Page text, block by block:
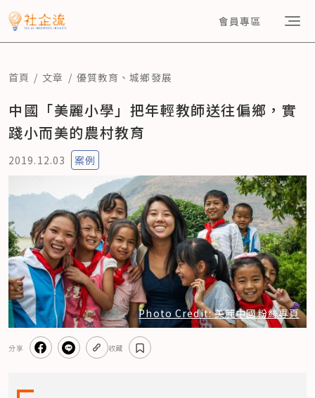
會員專區
首頁 文章 優質教育 、城鄉發展
中國「美麗小學」把年輕教師送往偏鄉，實
踐小而美的農村教育
2019.12.03 案例
Photo Credit: 美麗中國粉絲專頁
分享 收藏